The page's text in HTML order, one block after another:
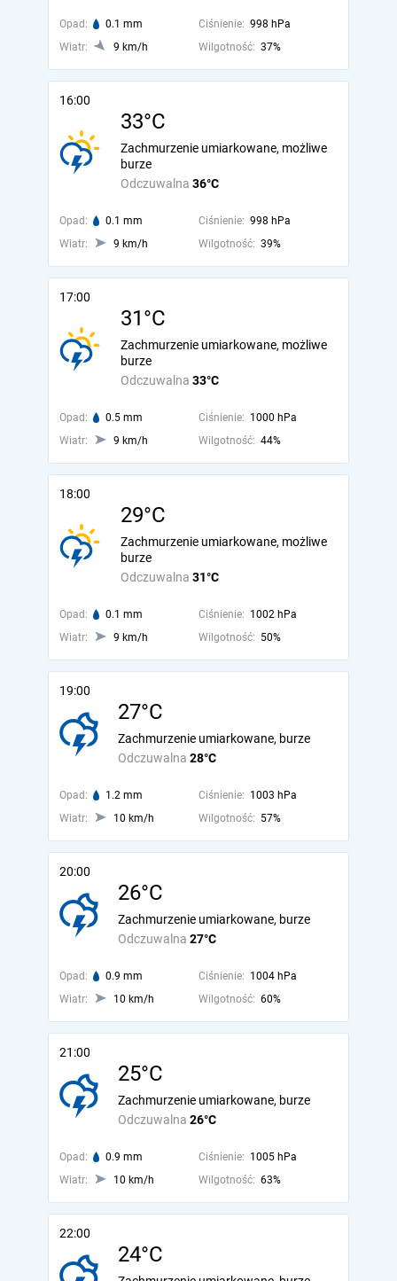
Opad: 0.1 mm Ciśnienie: 998 hPa
Wiatr:
9 km/h Wilgotność: 37%
16:00
33°C
Odczuwalna 36°C
Zachmurzenie umiarkowane, możliwe
burze
Opad: 0.1 mm Ciśnienie: 998 hPa
Wiatr:
9 km/h Wilgotność: 39%
17:00
31°C
Odczuwalna 33°C
Zachmurzenie umiarkowane, możliwe
burze
Opad: 0.5 mm Ciśnienie: 1000 hPa
Wiatr:
9 km/h Wilgotność: 44%
18:00
29°C
Odczuwalna 31°C
Zachmurzenie umiarkowane, możliwe
burze
Opad: 0.1 mm Ciśnienie: 1002 hPa
Wiatr:
9 km/h Wilgotność: 50%
19:00
27°C
Odczuwalna 28°C
Zachmurzenie umiarkowane, burze
Opad: 1.2 mm Ciśnienie: 1003 hPa
Wiatr:
10 km/h Wilgotność: 57%
20:00
26°C
Odczuwalna 27°C
Zachmurzenie umiarkowane, burze
Opad: 0.9 mm Ciśnienie: 1004 hPa
Wiatr:
10 km/h Wilgotność: 60%
21:00
25°C
Odczuwalna 26°C
Zachmurzenie umiarkowane, burze
Opad: 0.9 mm Ciśnienie: 1005 hPa
Wiatr:
10 km/h Wilgotność: 63%
22:00
24°C